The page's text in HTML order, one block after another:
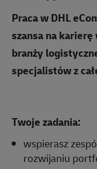
Praca w DHL
szansa na
branży
specjalistów z
Twoje zadania:
wspierasz
rozwijaniu